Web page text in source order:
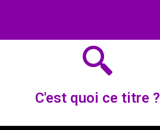
C'est quoi ce titre ?